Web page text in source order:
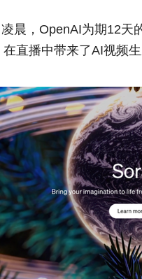
晨，OpenAI为期12天
直播中带来了AI视频